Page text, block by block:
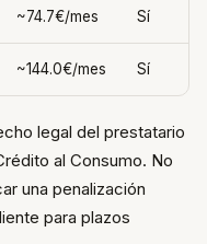
~74.7€/mes Sí
~144.0€/mes Sí
legal del prestatario
al Consumo. No
una penalización
para plazos